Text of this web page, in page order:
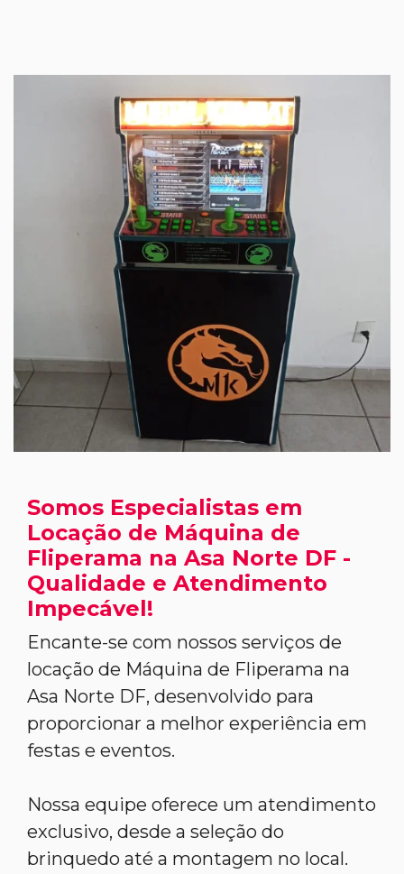
Somos Especialistas em
Locação de Máquina de
Fliperama na Asa Norte DF -
Qualidade e Atendimento
Impecável!
Encante-se com nossos serviços de
locação de Máquina de Fliperama na
Asa Norte DF, desenvolvido para
proporcionar a melhor experiência em
festas e eventos.
Nossa equipe oferece um atendimento
exclusivo, desde a seleção do
brinquedo até a montagem no local.